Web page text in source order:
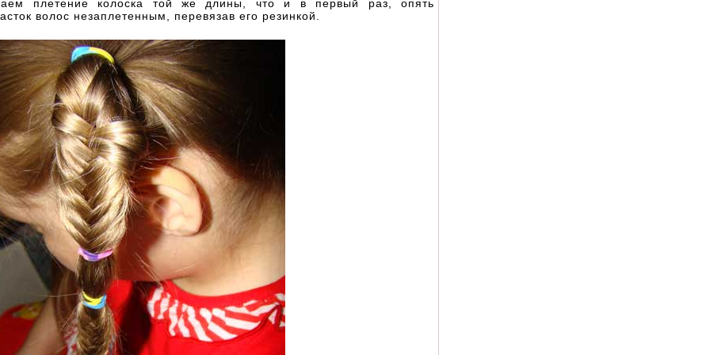
плетение колоска той же длины, что и в первый раз, опять
волос незаплетенным, перевязав его резинкой.